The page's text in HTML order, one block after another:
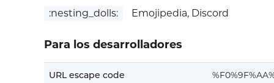
:nesting_dolls: Emojipedia, Discord
Para los desarrolladores
URL escape code